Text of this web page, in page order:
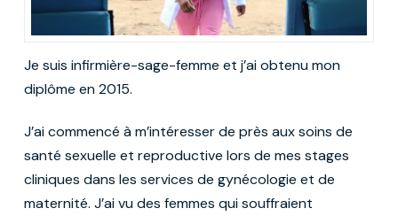
Je suis infirmière-sage-femme et j’ai obtenu mon
diplôme en 2015.
J’ai commencé à m’intéresser de près aux soins de
santé sexuelle et reproductive lors de mes stages
cliniques dans les services de gynécologie et de
maternité. J’ai vu des femmes qui souffraient